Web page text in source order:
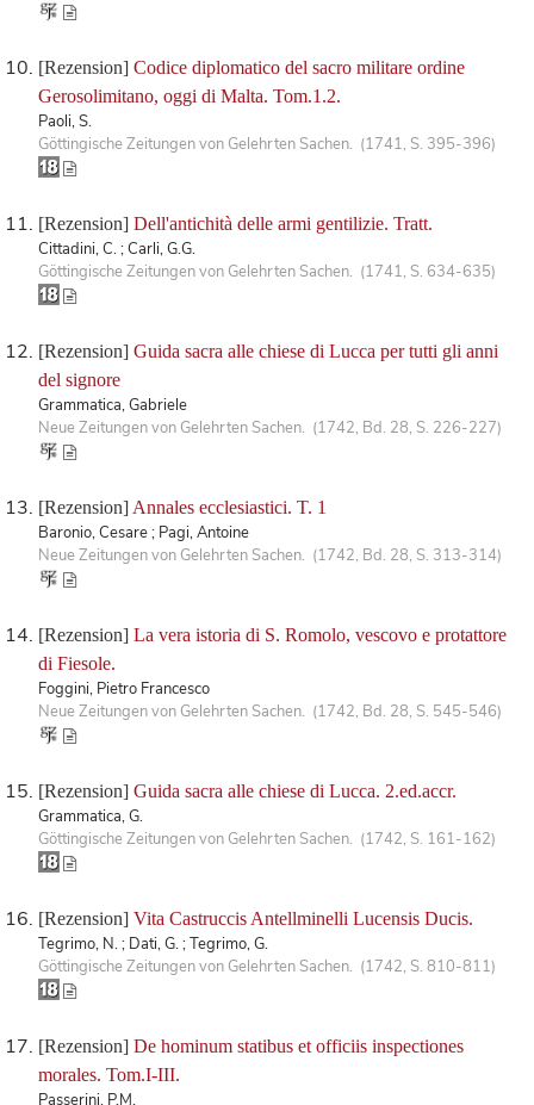
[Rezension] Codice diplomatico del sacro militare ordine
Gerosolimitano, oggi di Malta. Tom.1.2.
Paoli, S.
Göttingische Zeitungen von Gelehrten Sachen. (1741, S. 395-396)
[Rezension] Dell'antichità delle armi gentilizie. Tratt.
Cittadini, C. ; Carli, G.G.
Göttingische Zeitungen von Gelehrten Sachen. (1741, S. 634-635)
[Rezension] Guida sacra alle chiese di Lucca per tutti gli anni
del signore
Grammatica, Gabriele
Neue Zeitungen von Gelehrten Sachen. (1742, Bd. 28, S. 226-227)
[Rezension] Annales ecclesiastici. T. 1
Baronio, Cesare ; Pagi, Antoine
Neue Zeitungen von Gelehrten Sachen. (1742, Bd. 28, S. 313-314)
[Rezension] La vera istoria di S. Romolo, vescovo e protattore
di Fiesole.
Foggini, Pietro Francesco
Neue Zeitungen von Gelehrten Sachen. (1742, Bd. 28, S. 545-546)
[Rezension] Guida sacra alle chiese di Lucca. 2.ed.accr.
Grammatica, G.
Göttingische Zeitungen von Gelehrten Sachen. (1742, S. 161-162)
[Rezension] Vita Castruccis Antellminelli Lucensis Ducis.
Tegrimo, N. ; Dati, G. ; Tegrimo, G.
Göttingische Zeitungen von Gelehrten Sachen. (1742, S. 810-811)
[Rezension] De hominum statibus et officiis inspectiones
morales. Tom.I-III.
Passerini, P.M.